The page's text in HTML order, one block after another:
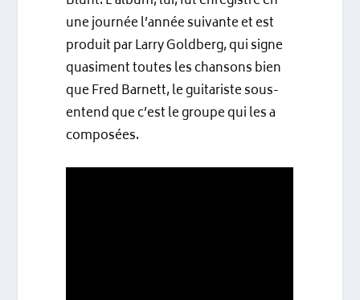
une journée l’année suivante et est
produit par Larry Goldberg, qui signe
quasiment toutes les chansons bien
que Fred Barnett, le guitariste sous-
entend que c’est le groupe qui les a
composées.